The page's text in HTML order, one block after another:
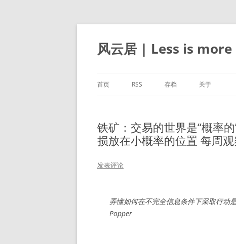
跳
正
文
风云居 | Less is more
首页 RSS 存档 关于
铁矿：交易的世界是“概率
损放在小概率的位置 每周
发表评论
弄懂如何在不完全信息条件下采取行
Popper